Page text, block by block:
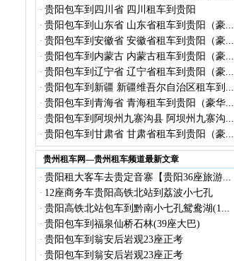
· 贵阳包车到四川省 四川租车到贵阳
· 贵阳包车到山东省 山东省租车到贵阳（豪...
· 贵阳包车到安徽省 安徽省租车到贵阳（豪...
· 贵阳包车到内蒙古 内蒙古租车到贵阳（豪...
· 贵阳包车到辽宁省 辽宁省租车到贵阳（豪...
· 贵阳包车到新疆 新疆维吾尔自治区租车到...
· 贵阳包车到青海省 青海租车到贵阳（豪华...
· 贵阳包车到阿坝州九寨沟县 阿坝州九寨沟...
· 贵阳包车到甘肃省 甘肃省租车到贵阳（豪...
贵州租车网—贵州租车频道最新文章
· 贵阳租大客车去贵定音寨【贵阳36座旅游...
· 12座商务车贵阳高铁北站到荔波小七孔
· 贵阳高铁北站包车到黔南小七孔鸳鸯湖(1...
· 贵阳包车到福泉仙桥石林(39座大巴)
· 贵阳包车到翁安后岩观23座正考
· 贵阳包车到翁安后岩观23座正考